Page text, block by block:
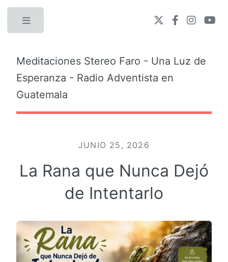
Meditaciones Stereo Faro - Una Luz de
Esperanza - Radio Adventista en
Guatemala
JUNIO 25, 2026
La Rana que Nunca Dejó
de Intentarlo